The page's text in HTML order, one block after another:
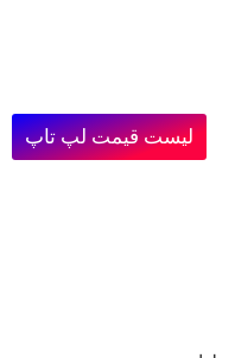
لیست قیمت لپ تاپ